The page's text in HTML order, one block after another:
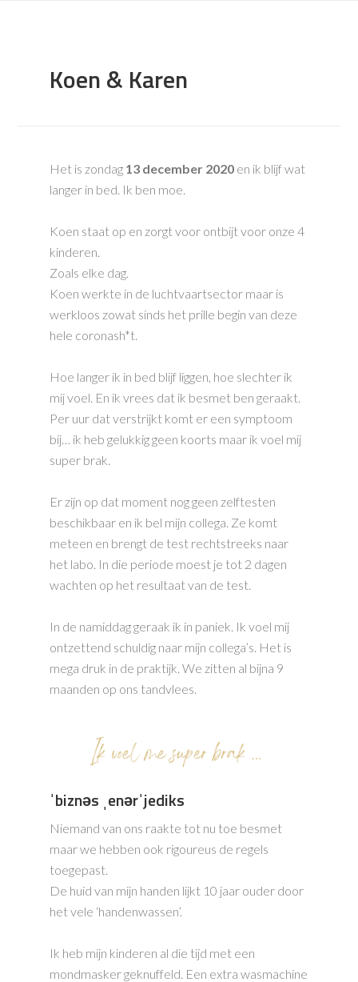
Koen & Karen
Het is zondag 13 december 2020 en ik blijf wat
langer in bed. Ik ben moe.
Koen staat op en zorgt voor ontbijt voor onze 4
kinderen.
Zoals elke dag.
Koen werkte in de luchtvaartsector maar is
werkloos zowat sinds het prille begin van deze
hele coronash*t.
Hoe langer ik in bed blijf liggen, hoe slechter ik
mij voel. En ik vrees dat ik besmet ben geraakt.
Per uur dat verstrijkt komt er een symptoom
bij… ik heb gelukkig geen koorts maar ik voel mij
super brak.
Er zijn op dat moment nog geen zelftesten
beschikbaar en ik bel mijn collega. Ze komt
meteen en brengt de test rechtstreeks naar
het labo. In die periode moest je tot 2 dagen
wachten op het resultaat van de test.
In de namiddag geraak ik in paniek. Ik voel mij
ontzettend schuldig naar mijn collega’s. Het is
mega druk in de praktijk. We zitten al bijna 9
maanden op ons tandvlees.
ˈbiznəs ˌenərˈjediks
Niemand van ons raakte tot nu toe besmet
maar we hebben ook rigoureus de regels
toegepast.
De huid van mijn handen lijkt 10 jaar ouder door
het vele ‘handenwassen’.
Ik heb mijn kinderen al die tijd met een
mondmasker geknuffeld. Een extra wasmachine